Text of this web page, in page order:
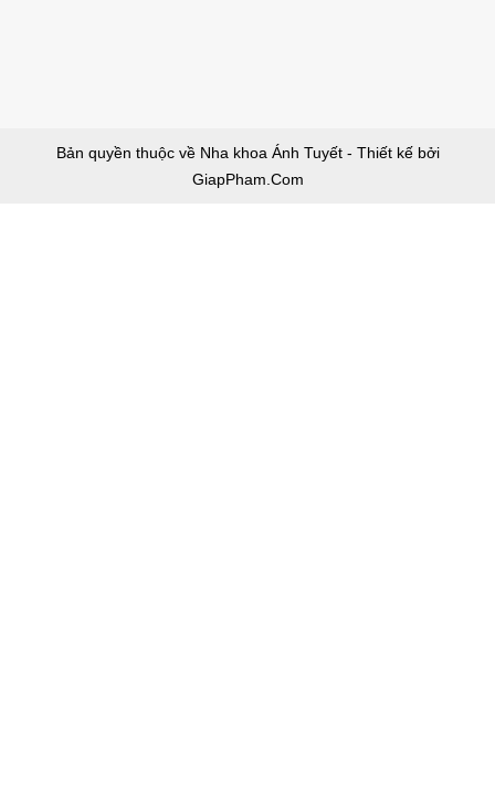
Bản quyền thuộc về Nha khoa Ánh Tuyết - Thiết kế bởi
GiapPham.Com